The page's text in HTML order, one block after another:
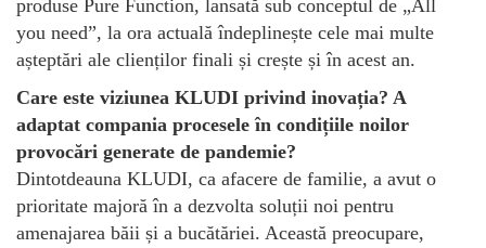
produse Pure Function, lansată sub conceptul de „All
you need”, la ora actuală îndeplinește cele mai multe
așteptări ale clienților finali și crește și în acest an.
Care este viziunea KLUDI privind inovația? A
adaptat compania procesele în condițiile noilor
provocări generate de pandemie?
Dintotdeauna KLUDI, ca afacere de familie, a avut o
prioritate majoră în a dezvolta soluții noi pentru
amenajarea băii și a bucătăriei. Această preocupare,